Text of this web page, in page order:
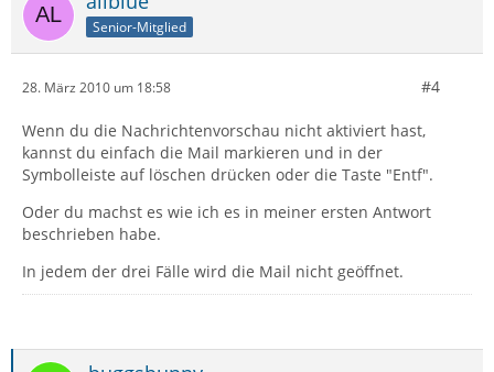
Senior-Mitglied
28. März 2010 um 18:58 #4
Wenn du die Nachrichtenvorschau nicht aktiviert hast,
kannst du einfach die Mail markieren und in der
Symbolleiste auf löschen drücken oder die Taste "Entf".
Oder du machst es wie ich es in meiner ersten Antwort
beschrieben habe.
In jedem der drei Fälle wird die Mail nicht geöffnet.